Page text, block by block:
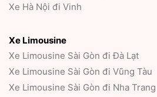
Xe Hà Nội đi Vinh
Xe Limousine
Xe Limousine Sài Gòn đi Đà Lạt
Xe Limousine Sài Gòn đi Vũng Tàu
Xe Limousine Sài Gòn đi Nha Trang